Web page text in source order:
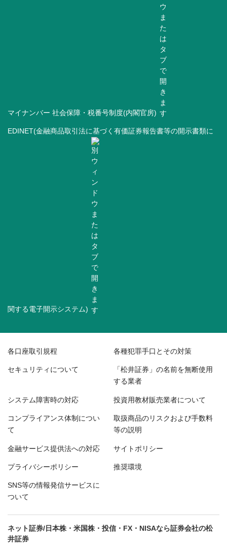
マイナンバー 社会保障・税番号制度(内閣官房)
EDINET(金融商品取引法に基づく有価証券報告書等の開示書類に
関する電子開示システム)
各口座取引規程 各種犯罪手口とその対策
セキュリティについて 「松井証券」の名前を無断使用
する業者
システム障害時の対応 投資用教材販売業者について
コンプライアンス体制につい
て
取扱商品のリスクおよび手数料
等の説明
金融サービス提供法への対応 サイトポリシー
プライバシーポリシー 推奨環境
SNS等の情報発信サービスに
ついて
ネット証券/日本株・米国株・投信・FX・NISAなら証券会社の松
井証券